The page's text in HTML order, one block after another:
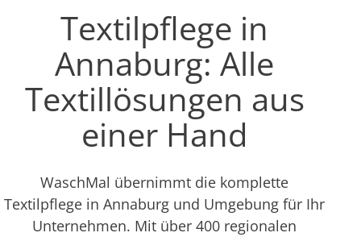
Textilpflege in
Annaburg: Alle
Textillösungen aus
einer Hand
WaschMal übernimmt die komplette
Textilpflege in Annaburg und Umgebung für Ihr
Unternehmen. Mit über 400 regionalen